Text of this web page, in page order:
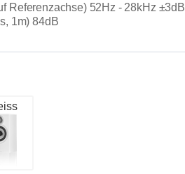
Referenzachse) 52Hz - 28kHz ±3dB
1m) 84dB